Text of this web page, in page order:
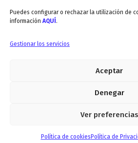
Puedes configurar o rechazar la utilización de
información AQUÍ .
Gestionar los servicios
Aceptar
Denegar
Ver preferencias
Política de cookies Política de
Envitec Murcia: Maquinaria de
Envitec Valencia: Maquinaria de
© Envitec 2019 /Diseño Web